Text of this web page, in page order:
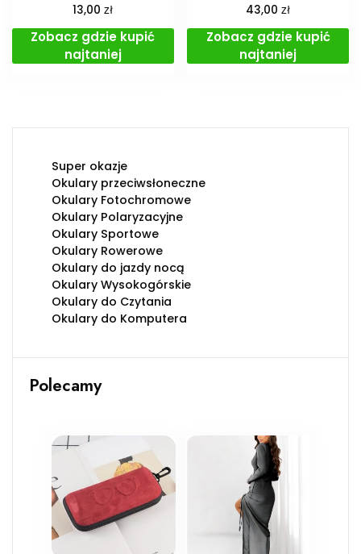
13,00zł
Zobacz gdzie kupić
najtaniej
43,00zł
Zobacz gdzie kupić
najtaniej
Super okazje
Okulary przeciwsłoneczne
Okulary Fotochromowe
Okulary Polaryzacyjne
Okulary Sportowe
Okulary Rowerowe
Okulary do jazdy nocą
Okulary Wysokogórskie
Okulary do Czytania
Okulary do Komputera
Polecamy